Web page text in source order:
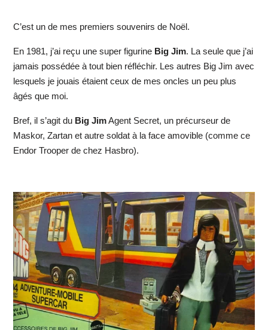
C’est un de mes premiers souvenirs de Noël.
En 1981, j’ai reçu une super figurine Big Jim. La seule que j’ai
jamais possédée à tout bien réfléchir. Les autres Big Jim avec
lesquels je jouais étaient ceux de mes oncles un peu plus
âgés que moi.
Bref, il s’agit du Big JimAgent Secret, un précurseur de
Maskor, Zartan et autre soldat à la face amovible (comme ce
Endor Trooper de chez Hasbro).